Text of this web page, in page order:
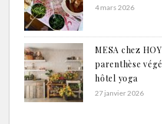
4 mars 2026
MESA chez
parenthèse
hôtel yoga
27 janvier 2026